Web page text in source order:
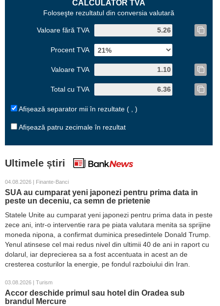
CALCULATOR TVA
Foloseşte rezultatul din conversia valutară
Valoare fără TVA
Procent TVA
Valoare TVA
Total cu TVA
Afișează separator mii în rezultate ( , )
Afișează patru zecimale în rezultat
Ultimele știri
04.08.2026 | Finante-Banci
SUA au cumparat yeni japonezi pentru prima data in
peste un deceniu, ca semn de prietenie
Statele Unite au cumparat yeni japonezi pentru prima data in peste
zece ani, intr-o interventie rara pe piata valutara menita sa sprijine
moneda nipona, a confirmat duminica presedintele Donald Trump.
Yenul atinsese cel mai redus nivel din ultimii 40 de ani in raport cu
dolarul, iar deprecierea sa a fost accentuata in acest an de
cresterea costurilor la energie, pe fondul razboiului din Iran.
03.08.2026 | Turism
Accor deschide primul sau hotel din Oradea sub
brandul Mercure